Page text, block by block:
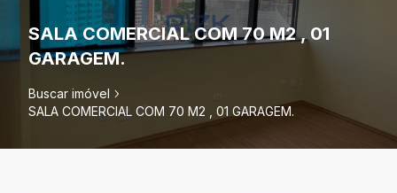
SALA COMERCIAL COM 70 M2 , 01
GARAGEM.
Buscar imóvel
SALA COMERCIAL COM 70 M2 , 01 GARAGEM.